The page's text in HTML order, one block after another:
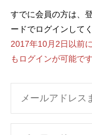
すでに会員の方は、
ードでログインして
2017年10月2日以前
もログインが可能です